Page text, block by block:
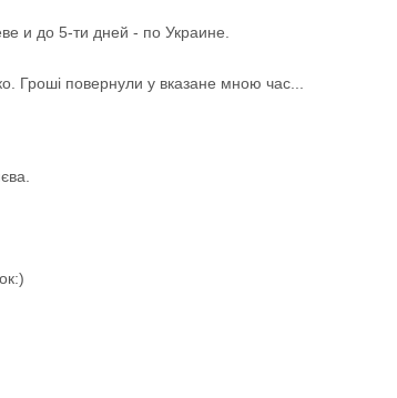
и до 5-ти дней - по Украине.
Гроші повернули у вказане мною час...